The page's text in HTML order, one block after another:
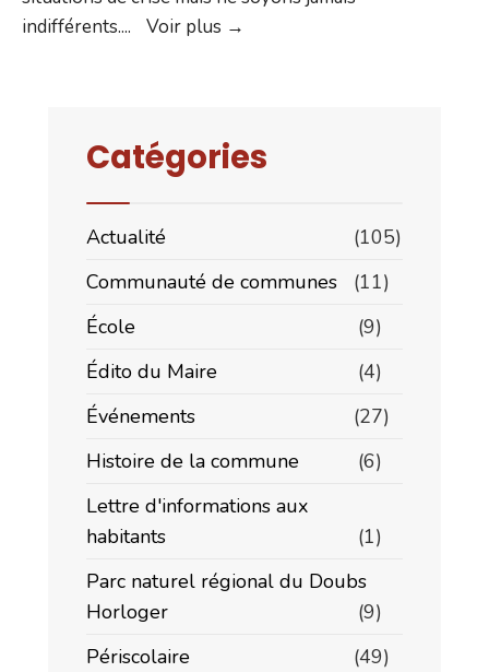
indifférents.... Voir plus →
Mai
2021
Catégories
Actualité
(105)
Communauté de communes
(11)
École
(9)
Édito du Maire
(4)
Événements
(27)
Histoire de la commune
(6)
Lettre d'informations aux
habitants
(1)
Parc naturel régional du Doubs
Horloger
(9)
Périscolaire
(49)